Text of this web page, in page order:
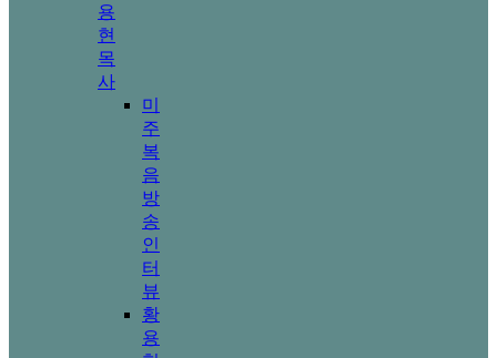
용
현
목
사
미
주
복
음
방
송
인
터
뷰
황
용